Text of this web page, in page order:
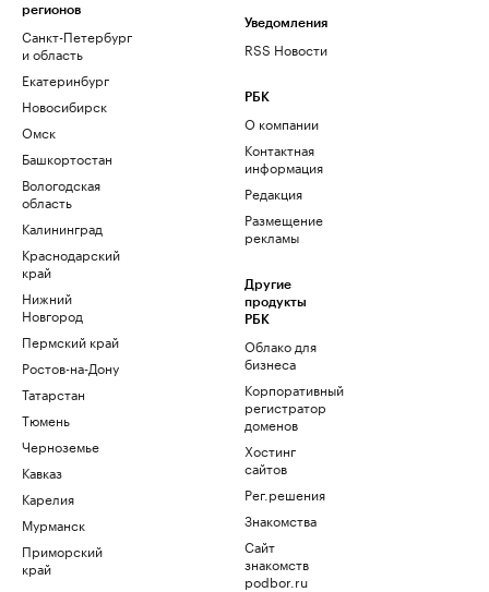
регионов
Санкт-Петербург
и область
Екатеринбург
Новосибирск
Омск
Башкортостан
Вологодская
область
Калининград
Краснодарский
край
Нижний
Новгород
Пермский край
Ростов-на-Дону
Татарстан
Тюмень
Черноземье
Кавказ
Карелия
Мурманск
Приморский
край
Уведомления
RSS Новости
РБК
О компании
Контактная
информация
Редакция
Размещение
рекламы
Другие
продукты
РБК
Облако для
бизнеса
Корпоративный
регистратор
доменов
Хостинг
сайтов
Рег.решения
Знакомства
Сайт
знакомств
podbor.ru